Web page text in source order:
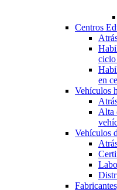
Centros
en
Vehículos
Alta
Vehículos